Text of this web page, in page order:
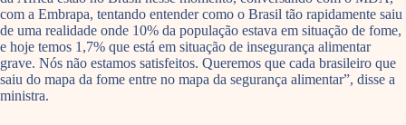
com a Embrapa, tentando entender como o Brasil tão rapidamente saiu
de uma realidade onde 10% da população estava em situação de fome,
e hoje temos 1,7% que está em situação de insegurança alimentar
grave. Nós não estamos satisfeitos. Queremos que cada brasileiro que
saiu do mapa da fome entre no mapa da segurança alimentar”, disse a
ministra.